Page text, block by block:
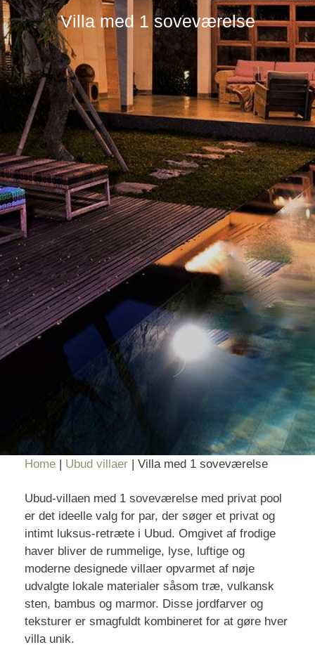
Villa med 1 soveværelse
Home | Ubud villaer | Villa med 1 soveværelse
Ubud-villaen med 1 soveværelse med privat pool
er det ideelle valg for par, der søger et privat og
intimt luksus-retræte i Ubud. Omgivet af frodige
haver bliver de rummelige, lyse, luftige og
moderne designede villaer opvarmet af nøje
udvalgte lokale materialer såsom træ, vulkansk
sten, bambus og marmor. Disse jordfarver og
teksturer er smagfuldt kombineret for at gøre hver
villa unik.